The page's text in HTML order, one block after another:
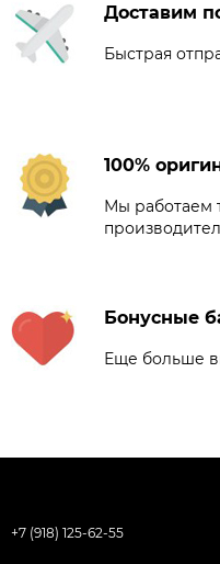
Доставим
Быстрая
100%
Мы работаем
Бонусные
Еще больше
+7 (918) 125-62-55